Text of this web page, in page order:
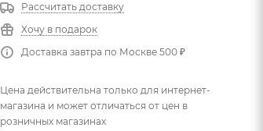
Рассчитать доставку
Хочу в подарок
Доставка завтра по Москве 500 ₽
Цена действительна только для интернет-
магазина и может отличаться от цен в
розничных магазинах